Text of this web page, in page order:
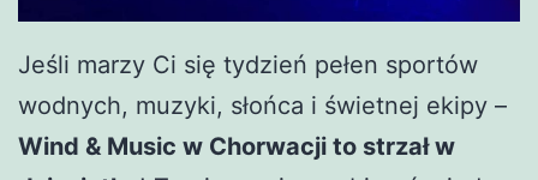
Jeśli marzy Ci się tydzień pełen sportów
wodnych, muzyki, słońca i świetnej ekipy –
Wind & Music w Chorwacji to strzał w